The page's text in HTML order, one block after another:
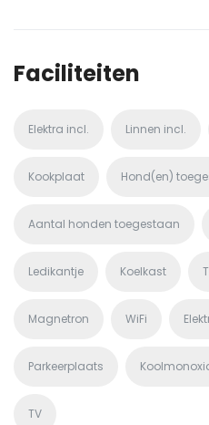
Faciliteiten
Elektra incl. Linnen incl.
Kookplaat Hond(en)
Aantal honden toegestaan
Ledikantje Koelkast
Magnetron WiFi
Parkeerplaats
TV